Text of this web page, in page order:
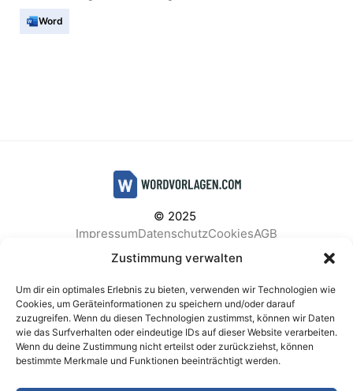
Zustimmung verwalten
Um dir ein optimales Erlebnis zu bieten, verwenden wir Technologien wie
Cookies, um Geräteinformationen zu speichern und/oder darauf
zuzugreifen. Wenn du diesen Technologien zustimmst, können wir Daten
wie das Surfverhalten oder eindeutige IDs auf dieser Website verarbeiten.
Wenn du deine Zustimmung nicht erteilst oder zurückziehst, können
bestimmte Merkmale und Funktionen beeinträchtigt werden.
Word
© 2025
ImpressumDatenschutzCookiesAGB
Facebook
Instagram
BELIEBTE KATEGORIEN
Berichte & Analysen Business
Einkauf & Beschaffung